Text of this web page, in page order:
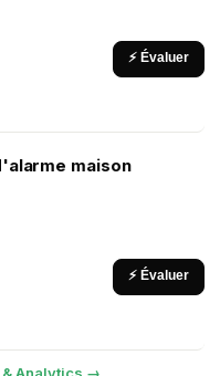
⚡ Évaluer
maison
⚡ Évaluer